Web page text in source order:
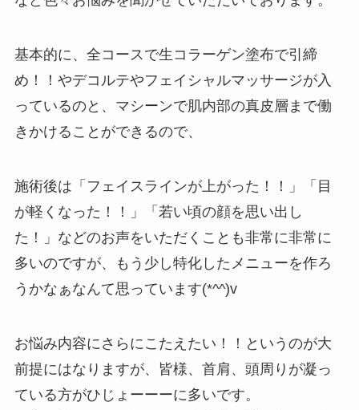
基本的に、全コースで生コラーゲン塗布で引締
め！！やデコルテやフェイシャルマッサージが入
っているのと、マシーンで肌内部の真皮層まで働
きかけることができるので、
施術後は「フェイスラインが上がった！！」「目
が軽くなった！！」「若い頃の顔を思い出し
た！」などのお声をいただくことも非常に非常に
多いのですが、もう少し特化したメニューを作ろ
うかなぁなんて思っています(*^^)v
お悩み内容にさらにこたえたい！！というのが大
前提にはなりますが、皆様、首肩、頭周りが凝っ
ている方がひじょーーーに多いです。